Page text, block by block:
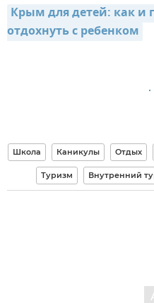
Крым для детей: как и
отдохнуть с ребенком
Школа Каникулы Отдых
Туризм Внутренний